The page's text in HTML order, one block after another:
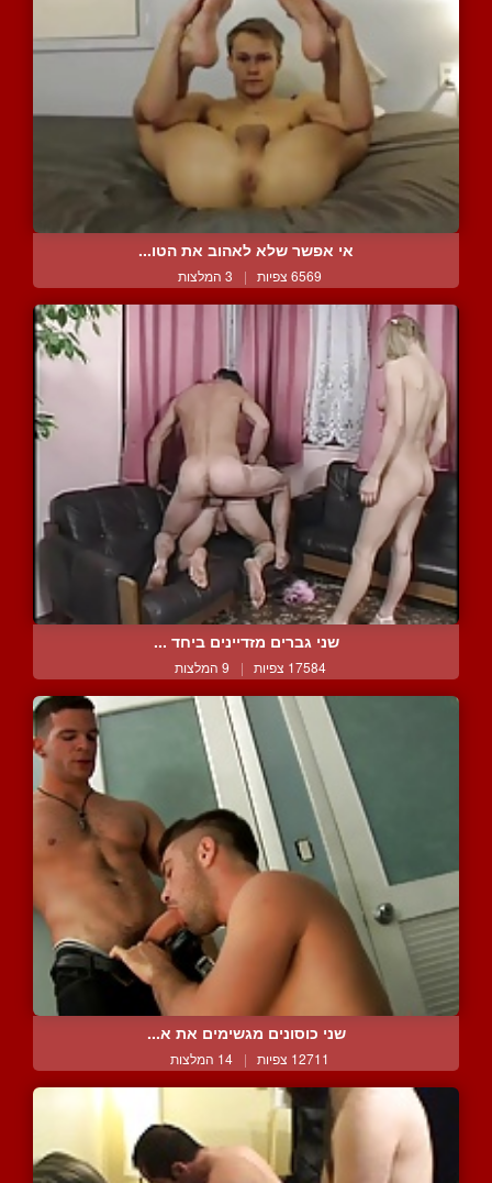
אי אפשר שלא לאהוב את הטו...
6569 צפיות | 3 המלצות
שני גברים מזדיינים ביחד ...
17584 צפיות | 9 המלצות
שני כוסונים מגשימים את א...
12711 צפיות | 14 המלצות